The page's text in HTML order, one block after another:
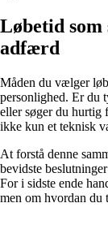
Løbetid som
adfærd
Måden du vælger
personlighed. Er du
eller søger du hurtig
ikke kun et teknisk
At forstå denne
bevidste
For i sidste ende
men om hvordan